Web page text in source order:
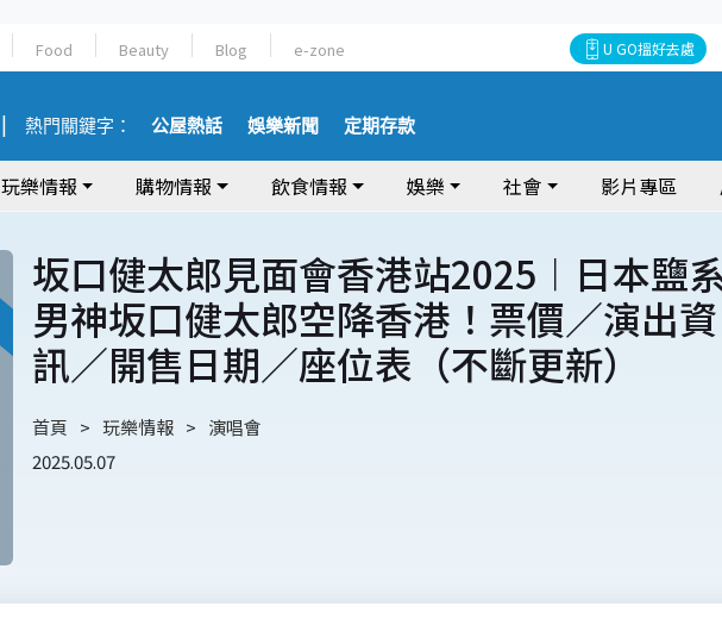
Food Beauty Blog e-zone U GO搵好去處
熱門關鍵字： 公屋熱話 娛樂新聞 定期存款
玩樂情報 購物情報 飲食情報 娛樂 社會 影片專區
坂口健太郎見面會香港站2025︱日本鹽
男神坂口健太郎空降香港！票價／演出資
訊／開售日期／座位表（不斷更新）
首頁 玩樂情報
演唱會
2025.05.07